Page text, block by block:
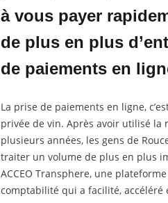
à vous payer
de plus en plus
de paiements en
La prise de paiements en ligne,
privée de vin. Après avoir utilisé
plusieurs années, les gens de
traiter un volume de plus en plus
ACCEO Transphere, une
comptabilité qui a facilité,